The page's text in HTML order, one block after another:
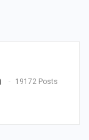
19172 Posts